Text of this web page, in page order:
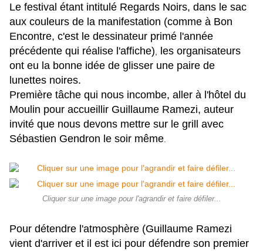
Le festival étant intitulé Regards Noirs, dans le sac
aux couleurs de la manifestation (comme à Bon
Encontre, c'est le dessinateur primé l'année
précédente qui réalise l'affiche) les organisateurs
ont eu la bonne idée de glisser une paire de
lunettes noires.
Première tâche qui nous incombe, aller à l'hôtel du
Moulin pour accueillir Guillaume Ramezi, auteur
invité que nous devons mettre sur le grill avec
Sébastien Gendron le soir même
Cliquer sur une image pour l'agrandir et faire défiler...
Pour détendre l'atmosphère (Guillaume Ramezi
vient d'arriver et il est ici pour défendre son premier